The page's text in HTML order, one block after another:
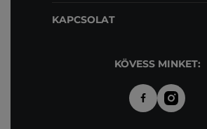
KAPCSOLAT
KÖVESS MINKET: